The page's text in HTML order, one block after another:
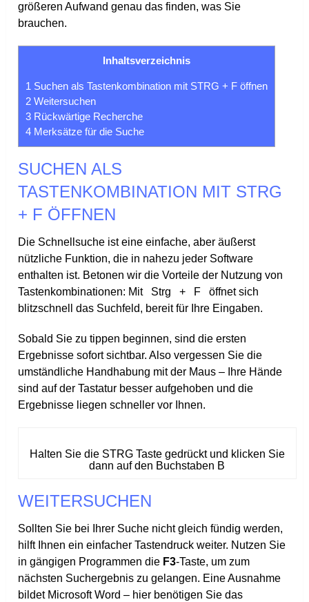
größeren Aufwand genau das finden, was Sie
brauchen.
Inhaltsverzeichnis
1 Suchen als Tastenkombination mit STRG + F öffnen
2 Weitersuchen
3 Rückwärtige Recherche
4 Merksätze für die Suche
SUCHEN ALS
TASTENKOMBINATION MIT STRG
+ F ÖFFNEN
Die Schnellsuche ist eine einfache, aber äußerst
nützliche Funktion, die in nahezu jeder Software
enthalten ist. Betonen wir die Vorteile der Nutzung von
Tastenkombinationen: Mit
Strg + F
öffnet sich
blitzschnell das Suchfeld, bereit für Ihre Eingaben.
Sobald Sie zu tippen beginnen, sind die ersten
Ergebnisse sofort sichtbar. Also vergessen Sie die
umständliche Handhabung mit der Maus – Ihre Hände
sind auf der Tastatur besser aufgehoben und die
Ergebnisse liegen schneller vor Ihnen.
Halten Sie die STRG Taste gedrückt und klicken Sie
dann auf den Buchstaben B
WEITERSUCHEN
Sollten Sie bei Ihrer Suche nicht gleich fündig werden,
hilft Ihnen ein einfacher Tastendruck weiter. Nutzen Sie
in gängigen Programmen die F3-Taste, um zum
nächsten Suchergebnis zu gelangen. Eine Ausnahme
bildet Microsoft Word – hier benötigen Sie das